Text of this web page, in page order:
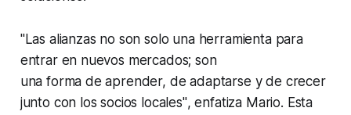
"Las alianzas no son solo una herramienta para
entrar en nuevos mercados; son
una forma de aprender, de adaptarse y de crecer
junto con los socios locales", enfatiza Mario. Esta